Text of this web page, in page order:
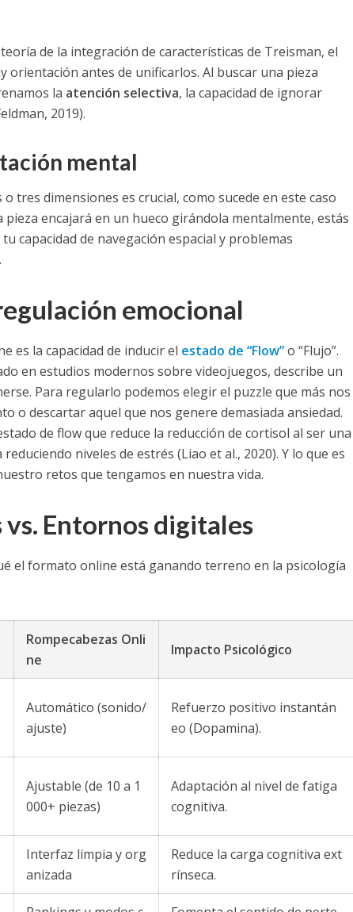
de la integración de características de Treisman, el
antes de unificarlos. Al buscar una pieza
la atención selectiva, la capacidad de ignorar
2019).
mental
tres dimensiones es crucial, como sucede en este caso
encajará en un hueco girándola mentalmente, estás
capacidad de navegación espacial y problemas
emocional
es la capacidad de inducir el estado de “Flow”o “Flujo”.
en estudios modernos sobre videojuegos, describe un
Para regularlo podemos elegir el puzzle que más nos
o descartar aquel que nos genere demasiada ansiedad.
de flow que reduce la reducción de cortisol al ser una
niveles de estrés (Liao et al., 2020). Y lo que es
retos que tengamos en nuestra vida.
Entornos digitales
el formato online está ganando terreno en la psicología
Rompecabezas Onli
ne
Impacto Psicológico
Automático (sonido/
ajuste)
Refuerzo positivo instantán
eo (Dopamina).
Ajustable (de 10 a 1
000+ piezas)
Adaptación al nivel de fatiga
cognitiva.
Interfaz limpia y org
anizada
Reduce la carga cognitiva ext
rínseca.